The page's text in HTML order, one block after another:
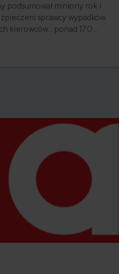
podsumował miniony rok i
sprawcy wypadków
kierowców… ponad 170
OC.